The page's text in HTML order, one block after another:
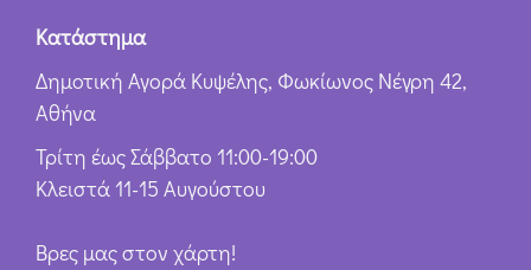
Κατάστημα
Δημοτική Αγορά Κυψέλης, Φωκίωνος Νέγρη 42,
Αθήνα
Τρίτη έως Σάββατο 11:00-19:00
Κλειστά 11-15 Αυγούστου
Βρες μας στον χάρτη!